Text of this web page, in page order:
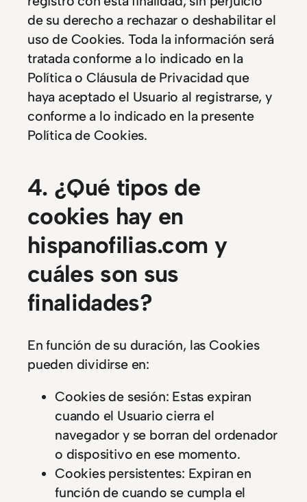
de su derecho a rechazar o deshabilitar el
uso de Cookies. Toda la información será
tratada conforme a lo indicado en la
Política o Cláusula de Privacidad que
haya aceptado el Usuario al registrarse, y
conforme a lo indicado en la presente
Política de Cookies.
4. ¿Qué tipos de
cookies hay en
hispanofilias.com y
cuáles son sus
finalidades?
En función de su duración, las Cookies
pueden dividirse en:
Cookies de sesión: Estas expiran
cuando el Usuario cierra el
navegador y se borran del ordenador
o dispositivo en ese momento.
Cookies persistentes: Expiran en
función de cuando se cumpla el